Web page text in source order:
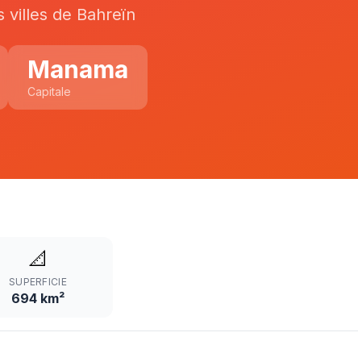
villes de Bahreïn
Manama
Capitale
📐
SUPERFICIE
694 km²